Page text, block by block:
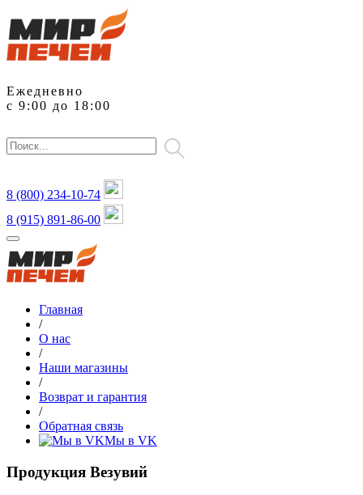
Ежедневно
с 9:00 до 18:00
8 (800) 234-10-74
8 (915) 891-86-00
Главная
/
О нас
/
Наши магазины
/
Возврат и гарантия
/
Обратная связь
Мы в VK
Продукция Везувий